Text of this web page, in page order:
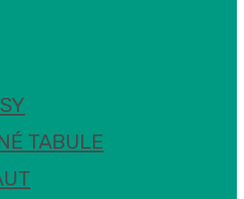
TABULE